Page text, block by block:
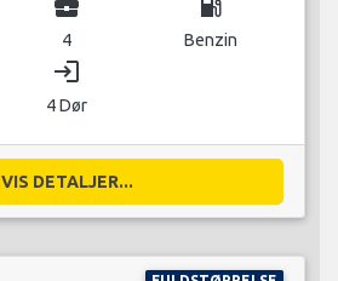
4 Benzin
login
4 Dør
VIS DETALJER...